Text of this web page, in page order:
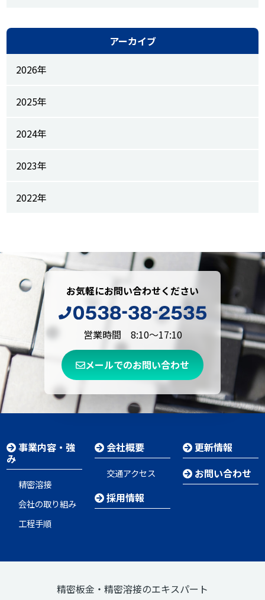
アーカイブ
2026年
2025年
2024年
2023年
2022年
お気軽にお問い合わせください
営業時間 8:10～17:10
メールでのお問い合わせ
事業内容・強
み
精密溶接
会社の取り組み
工程手順
会社概要
交通アクセス
採用情報
更新情報
お問い合わせ
精密板金・精密溶接のエキスパート